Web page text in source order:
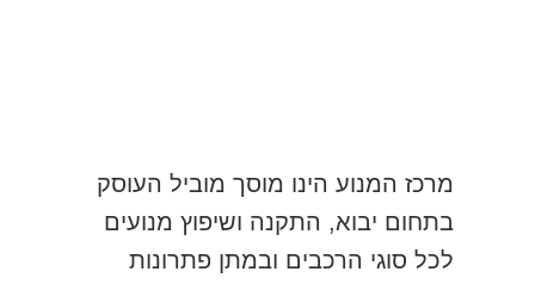
מרכז המנוע הינו מוסך מוביל העוסק
בתחום יבוא, התקנה ושיפוץ מנועים
לכל סוגי הרכבים ובמתן פתרונות